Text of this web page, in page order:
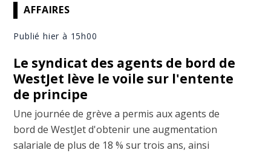
AFFAIRES
Publié hier à 15h00
Le syndicat des agents de bord de
WestJet lève le voile sur l'entente
de principe
Une journée de grève a permis aux agents de
bord de WestJet d'obtenir une augmentation
salariale de plus de 18 % sur trois ans, ainsi